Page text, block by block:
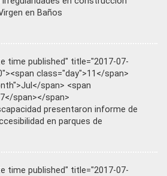
en Baños
time published" title="2017-07-
class="day">11</span>
span> <span
span></span>
presentaron informe de
en parques de
time published" title="2017-07-